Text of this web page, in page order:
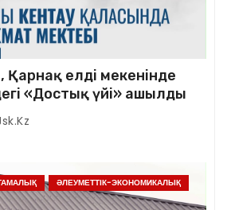
Қарнақ елді мекенінде
«Достық үйі» ашылды
ӘЛЕУМЕТТІК-ЭКОНОМИКАЛЫҚ